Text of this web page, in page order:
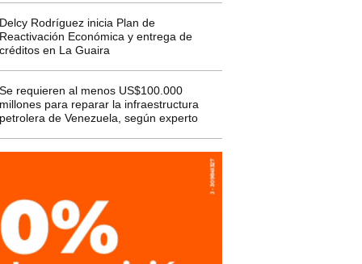
Rodríguez inicia Plan de
Económica y entrega de
en La Guaira
requieren al menos US$100.000
para reparar la infraestructura
de Venezuela, según experto